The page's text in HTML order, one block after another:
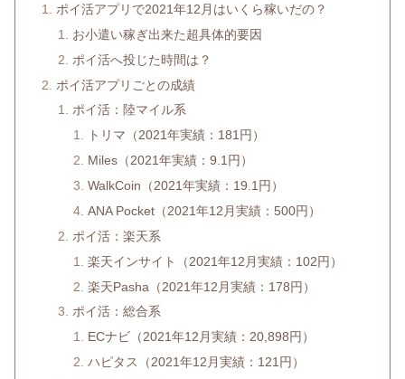
ポイ活アプリで2021年12月はいくら稼いだの？
お小遣い稼ぎ出来た超具体的要因
ポイ活へ投じた時間は？
ポイ活アプリごとの成績
ポイ活：陸マイル系
トリマ（2021年実績：181円）
Miles（2021年実績：9.1円）
WalkCoin（2021年実績：19.1円）
ANA Pocket（2021年12月実績：500円）
ポイ活：楽天系
楽天インサイト（2021年12月実績：102円）
楽天Pasha（2021年12月実績：178円）
ポイ活：総合系
ECナビ（2021年12月実績：20,898円）
ハピタス（2021年12月実績：121円）